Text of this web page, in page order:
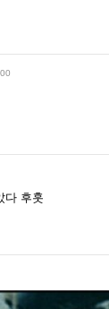
다 후훗